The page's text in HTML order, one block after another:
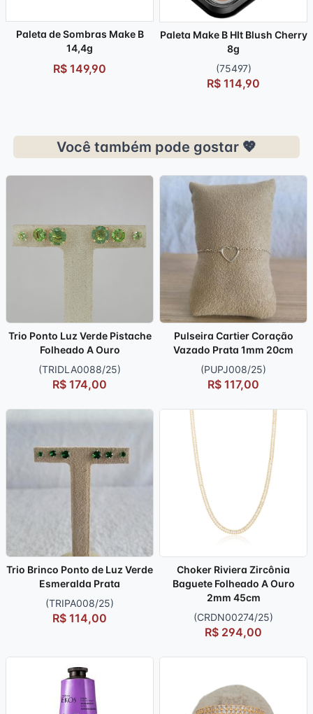
Paleta de Sombras Make B
14,4g
R$ 149,90
Paleta Make B HIt Blush Cherry
8g
(75497)
R$ 114,90
Você também pode gostar 💖
Trio Ponto Luz Verde Pistache
Folheado A Ouro
(TRIDLA0088/25)
R$ 174,00
Pulseira Cartier Coração
Vazado Prata 1mm 20cm
(PUPJ008/25)
R$ 117,00
Trio Brinco Ponto de Luz Verde
Esmeralda Prata
(TRIPA008/25)
R$ 114,00
Choker Riviera Zircônia
Baguete Folheado A Ouro
2mm 45cm
(CRDN00274/25)
R$ 294,00